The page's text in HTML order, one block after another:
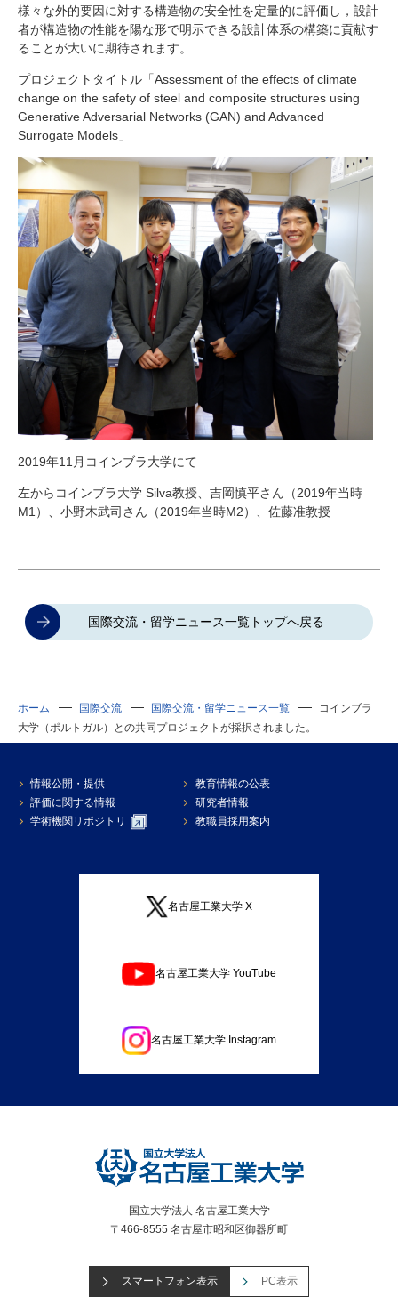
様々な外的要因に対する構造物の安全性を定量的に評価し，設計
者が構造物の性能を陽な形で明示できる設計体系の構築に貢献す
ることが大いに期待されます。
プロジェクトタイトル「Assessment of the effects of climate
change on the safety of steel and composite structures using
Generative Adversarial Networks (GAN) and Advanced
Surrogate Models 」
2019年11 月コインブラ大学にて
左からコインブラ大学 Silva教授、吉岡慎平さん（2019年当時
M1 ）、小野木武司さん（2019年当時M2） 、佐藤准教授
国際交流・留学ニュース一覧トップへ戻る
ホーム 国際交流 国際交流・留学ニュース一覧
コインブラ
大学（ポルトガル）との共同プロジェクトが採択されました。
情報公開・提供
教育情報の公表
評価に関する情報
研究者情報
学術機関リポジトリ
教職員採用案内
名古屋工業大学 X
名古屋工業大学 YouTube
名古屋工業大学 Instagram
国立大学法人 名古屋工業大学
〒466-8555 名古屋市昭和区御器所町
スマートフォン表示 PC表示